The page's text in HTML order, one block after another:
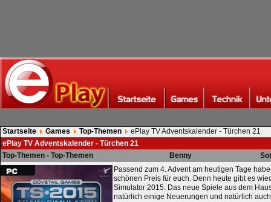
Startseite Games Top-Themen
ePlay TV Adventskalender - Türchen 21
ePlay TV Adventskalender - Türchen 21
Top-Themen - Top-Themen
Benny
Passend zum 4. Advent am heutigen Tage
schönen Preis für euch. Denn heute gibt es
Simulator 2015. Das neue Spiele aus dem
natürlich einige Neuerungen und natürlich